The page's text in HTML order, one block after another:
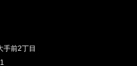
手前2丁目